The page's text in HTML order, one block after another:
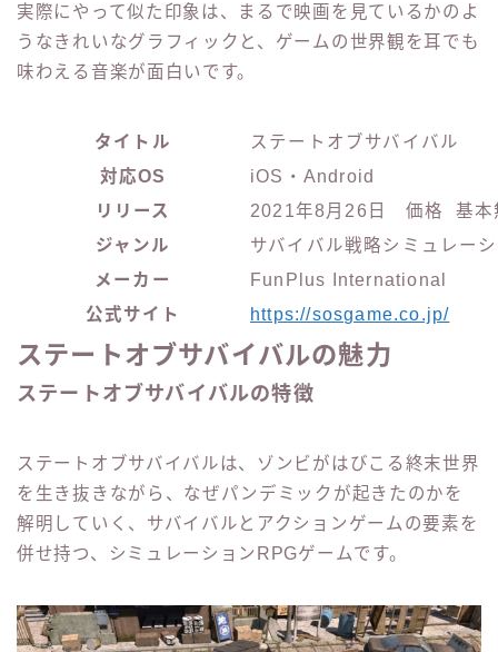
実際にやって似た印象は、まるで映画を見ているかのよ
うなきれいなグラフィックと、ゲームの世界観を耳でも
味わえる音楽が面白いです。
タイトル
ステートオブサバイバル
対応OS
iOS・Android
リリース
2021年8月26日 価格 基本
ジャンル
サバイバル戦略シミュレー
メーカー
FunPlus International
公式サイト
https://sosgame.co.jp/
ステートオブサバイバルの魅力
ステートオブサバイバルの特徴
ステートオブサバイバルは、ゾンビがはびこる終末世界
を生き抜きながら、なぜパンデミックが起きたのかを
解明していく、サバイバルとアクションゲームの要素を
併せ持つ、シミュレーションRPGゲームです。